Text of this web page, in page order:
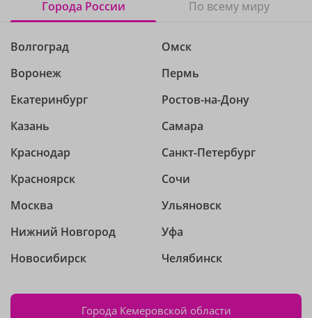
Города России По всему миру
Волгоград
Воронеж
Екатеринбург
Казань
Краснодар
Красноярск
Москва
Нижний Новгород
Новосибирск
Омск
Пермь
Ростов-на-Дону
Самара
Санкт-Петербург
Сочи
Ульяновск
Уфа
Челябинск
Города Кемеровской области